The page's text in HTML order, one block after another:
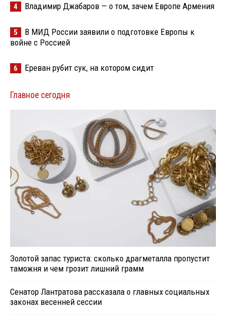
4 Владимир Джабаров — о том, зачем Европе Армения
5
В МИД России заявили о подготовке Европы к
войне с Россией
6 Ереван рубит сук, на котором сидит
Главное сегодня
Золотой запас туриста: сколько драгметалла пропустит
таможня и чем грозит лишний грамм
Сенатор Лантратова рассказала о главных социальных
законах весенней сессии